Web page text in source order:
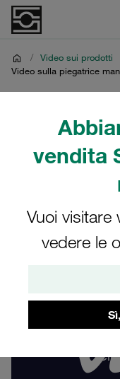
vendita
Vuoi
vedere le
/ Video sui prodotti
Video sulla piegatrice
Video
manuale
Video del prodotto